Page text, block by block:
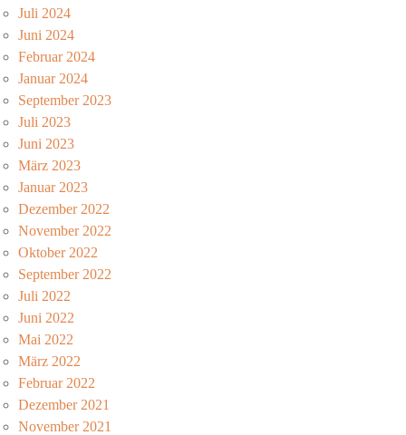
Juli 2024
Juni 2024
Februar 2024
Januar 2024
September 2023
Juli 2023
Juni 2023
März 2023
Januar 2023
Dezember 2022
November 2022
Oktober 2022
September 2022
Juli 2022
Juni 2022
Mai 2022
März 2022
Februar 2022
Dezember 2021
November 2021